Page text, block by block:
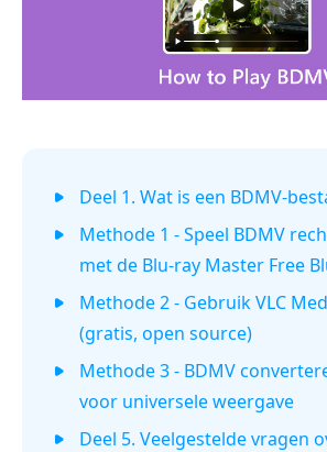
Deel 1. Wat is een BDMV-
Methode 1 - Speel BDMV
met de Blu-ray Master Free
Methode 2 - Gebruik VLC
(gratis, open source)
Methode 3 - BDMV
voor universele weergave
Deel 5. Veelgestelde vragen